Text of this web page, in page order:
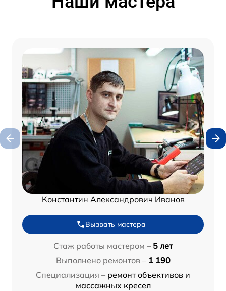
Константин Александрович Иванов
Вызвать мастера
Стаж работы мастером – 5 лет
Выполнено ремонтов – 1 190
Специализация – ремонт объективов и
массажных кресел